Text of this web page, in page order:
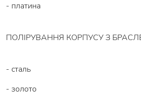
- платина
ПОЛІРУВАННЯ КОРПУСУ З
- сталь
- золото